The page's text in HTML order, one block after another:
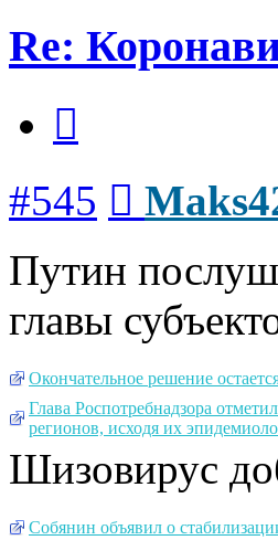
Re:
#545
Путин
главы
Окончательное решение
Глава Роспотребнадзора
регионов, исходя их
Шизовирус
Собянин объявил о